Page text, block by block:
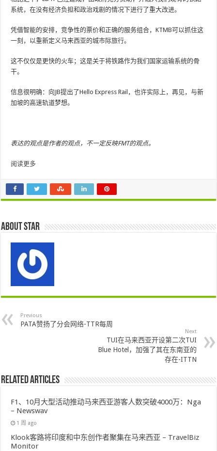
系统，在没有经济负担和政治戏剧的情况下进行了重大改进。
凭借智能的安排，竞争性的票价和正确的服务组合，KTMB可以抓住这
一刻，以重新定义马来西亚的城市际旅行。
这不仅仅是更快的火车；这是关于将铁路作为我们国家运输系统的骨
干。
信息很明确：向JB提出了Hello Express Rail，也许实际上，再见，与新
加坡的高速轨道梦想。
表达的观点是作者的观点，不一定反映FMT的观点。
阅读更多
About star
Previous
PATA赞扬了分会网络-TTR每周
Next
TUI在马来西亚开设第二次TUI
Blue Hotel，加强了其在东南亚的
存在-ITTN
Related Articles
F1、10月大型活动推动马来西亚游客人数突破4000万：Nga
– Newswav
1 周 ago
Klook客路将印度和中东创作者聚集在马来西亚 – TravelBiz
Monitor